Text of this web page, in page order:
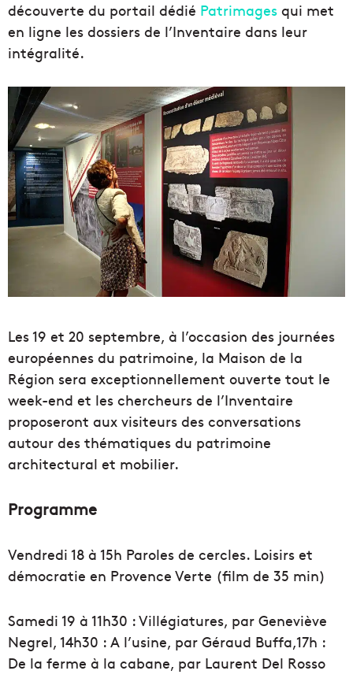
découverte du portail dédié Patrimages qui met
en ligne les dossiers de l’Inventaire dans leur
intégralité.
Les 19 et 20 septembre, à l’occasion des journées
européennes du patrimoine, la Maison de la
Région sera exceptionnellement ouverte tout le
week-end et les chercheurs de l’Inventaire
proposeront aux visiteurs des conversations
autour des thématiques du patrimoine
architectural et mobilier.
Programme
Vendredi 18 à 15h Paroles de cercles. Loisirs et
démocratie en Provence Verte (film de 35 min)
Samedi 19 à 11h30 : Villégiatures, par Geneviève
Negrel, 14h30 : A l’usine, par Géraud Buffa,17h :
De la ferme à la cabane, par Laurent Del Rosso